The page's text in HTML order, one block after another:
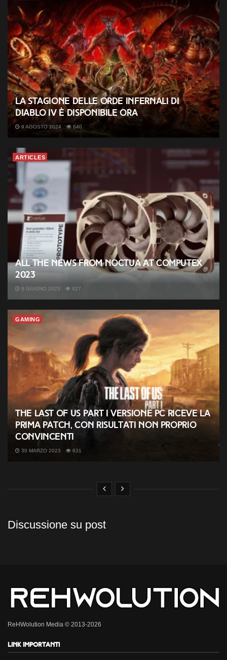
La Stagione delle Orde Infernali di
Diablo IV è disponibile ora
9 AGOSTO 2024 640
ARTICLES
All the News from Noctua at Computex
2023
9 GIUGNO 2023 927
GAMING
The Last of Us Part I versione PC riceve la
prima patch, con risultati non proprio
convincenti
30 MARZO 2023 631
Discussione su post
ReHWolution Media © 2013-2026
Link importanti